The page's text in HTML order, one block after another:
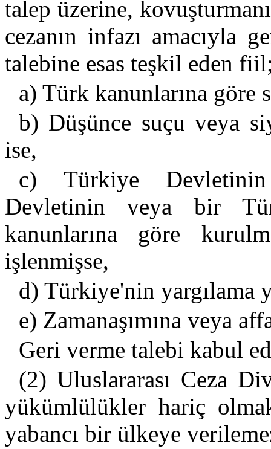
talep üzerine,
cezanın infazı amacıyla
talebine esas teşkil eden
a) Türk kanunlarına göre
b) Düşünce suçu veya
ise,
c) Türkiye
Devletinin veya bir
kanunlarına göre
işlenmişse,
d) Türkiye'nin yargılama
e) Zamanaşımına veya
Geri verme talebi kabul
(2) Uluslararası Ceza
yükümlülükler hariç
yabancı bir ülkeye